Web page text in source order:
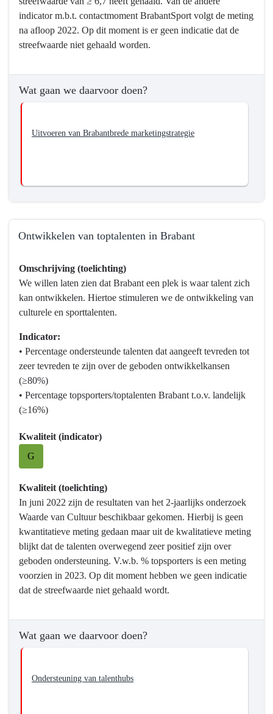
het
Brabantse
cultuur-,
sport
indicator m.b.t. contactmoment BrabantSport volgt de meting
na afloop 2022. Op dit moment is er geen indicatie dat de
streefwaarde niet gehaald worden.
Wat gaan we daarvoor doen?
Uitvoeren van Brabantbrede marketingstrategie
Ontwikkelen van toptalenten in Brabant
naar
navigatie
Programma
Vrijetijd,
Sport
Erfgoed
Wat
willen
Ontwikkelen
van
toptalenten
Brabant
Omschrijving (toelichting)
We willen laten zien dat Brabant een plek is waar talent zich
kan ontwikkelen. Hiertoe stimuleren we de ontwikkeling van
culturele en sporttalenten.
Indicator:
• Percentage ondersteunde talenten dat aangeeft tevreden tot
zeer tevreden te zijn over de geboden ontwikkelkansen
(≥80%)
• Percentage topsporters/toptalenten Brabant t.o.v. landelijk
(≥16%)
Kwaliteit (indicator)
G
Kwaliteit (toelichting)
In juni 2022 zijn de resultaten van het 2-jaarlijks onderzoek
Waarde van Cultuur beschikbaar gekomen. Hierbij is geen
kwantitatieve meting gedaan maar uit de kwalitatieve meting
blijkt dat de talenten overwegend zeer positief zijn over
geboden ondersteuning. V.w.b. % topsporters is een meting
voorzien in 2023. Op dit moment hebben we geen indicatie
dat de streefwaarde niet gehaald wordt.
Wat gaan we daarvoor doen?
Ondersteuning van talenthubs